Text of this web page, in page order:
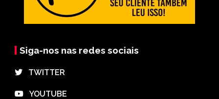
Siga-nos nas redes sociais
⠀TWITTER
⠀YOUTUBE